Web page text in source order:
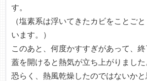
す。
（塩素系は浮いてきたカビをことご
います。）
このあと、何度かすすぎがあって、終
蓋を開けると熱気が立ち上がりました
恐らく、熱風乾燥したのではないかと